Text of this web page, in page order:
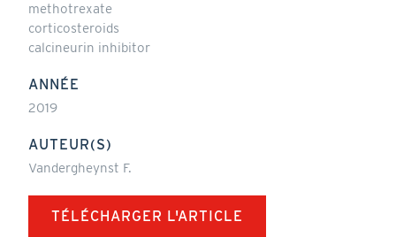
methotrexate
corticosteroids
calcineurin inhibitor
ANNÉE
2019
AUTEUR(S)
Vandergheynst F.
TÉLÉCHARGER L'ARTICLE